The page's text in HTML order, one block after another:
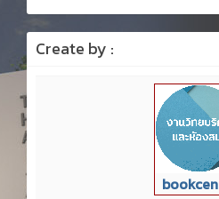
Create by :